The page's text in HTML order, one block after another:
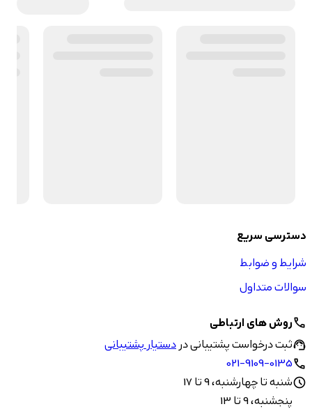
دسترسی سریع
شرایط و ضوابط
سوالات متداول
callروش های ارتباطی
support_agentثبت درخواست پشتیبانی دردستیار پشتیبانی
call
021-9109-0135
scheduleشنبه تا چهارشنبه، 9 تا 17
پنجشنبه، 9 تا 13